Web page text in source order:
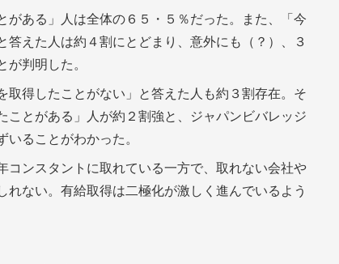
ある」人は全体の６５・５％だった。また、「今
えた人は約４割にとどまり、意外にも（？）、３
判明した。
得したことがない」と答えた人も約３割存在。そ
ことがある」人が約２割強と、ジャパンビバレッジ
ることがわかった。
コンスタントに取れている一方で、取れない会社や
ない。有給取得は二極化が激しく進んでいるよう